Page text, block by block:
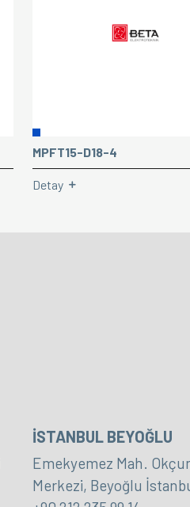
MPFT15-D18-4
Detay
İSTANBUL BEYOĞLU
Emekyemez Mah.
Merkezi, Beyoğlu